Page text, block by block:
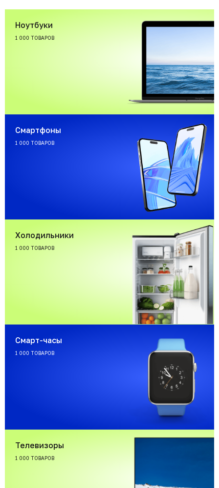
Ноутбуки
1 000 ТОВАРОВ
Смартфоны
1 000 ТОВАРОВ
Холодильники
1 000 ТОВАРОВ
Смарт-часы
1 000 ТОВАРОВ
Телевизоры
1 000 ТОВАРОВ